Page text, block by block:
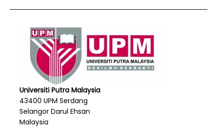
Universiti Putra Malaysia
43400 UPM Serdang
Selangor Darul Ehsan
Malaysia